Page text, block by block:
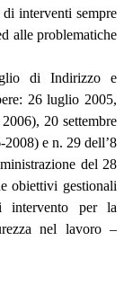
interventi sempre
alle problematiche
di Indirizzo e
26 luglio 2005,
20 settembre
e n. 29 dell’8
del 28
obiettivi gestionali
intervento per la
nel lavoro –